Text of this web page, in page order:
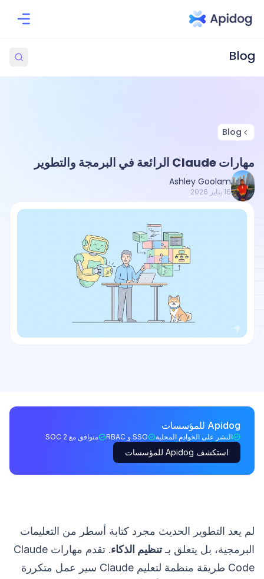
Blog
مهارات Claude الرائعة في البرمجة والتطوير
Ashley Goolam
16 يناير 2026
Apidog للمؤسسات
النشر على الخوادم المحلية SSO و RBAC متوافق مع SOC 2
استكشف Apidog للمؤسسات
لم يعد التطوير الحديث مجرد كتابة أسطر من التعليمات
البرمجية، بل يتعلق بـتنظيم الذكاء
. تقدم مهارات Claude
Code طريقة منظمة لتعليم Claude سير عمل متكررة